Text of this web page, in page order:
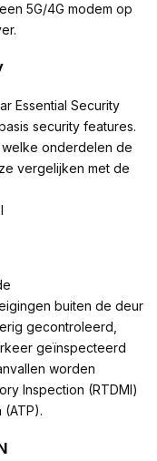
5G/4G modem op
Essential Security
security features.
onderdelen de
vergelijken met de
buiten de deur
gecontroleerd,
geïnspecteerd
worden
Inspection (RTDMI)